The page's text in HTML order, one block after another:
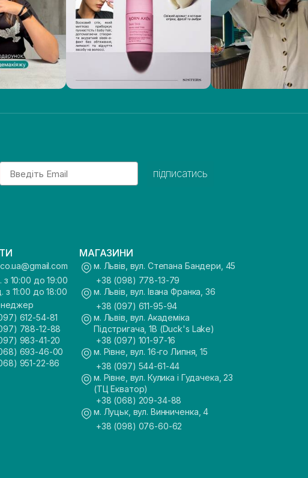
підписатись
з 10:00 до 19:00
з 11:00 до 18:00
612-54-81
788-12-88
983-41-20
693-46-00
951-22-86
МАГАЗИНИ
м. Львів, вул. Степана Бандери, 45
+38 (098) 778-13-79
м. Львів, вул. Івана Франка, 36
+38 (097) 611-95-94
м. Львів, вул. Академіка
Підстригача, 1В (Duck's Lake)
+38 (097) 101-97-16
м. Рівне, вул. 16-го Липня, 15
+38 (097) 544-61-44
м. Рівне, вул. Кулика і Гудачека, 23
(ТЦ Екватор)
+38 (068) 209-34-88
м. Луцьк, вул. Винниченка, 4
+38 (098) 076-60-62